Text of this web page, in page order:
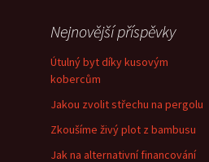
Nejnovější příspěvky
Útulný byt díky kusovým
kobercům
Jakou zvolit střechu na pergolu
Zkoušíme živý plot z bambusu
Jak na alternativní financování